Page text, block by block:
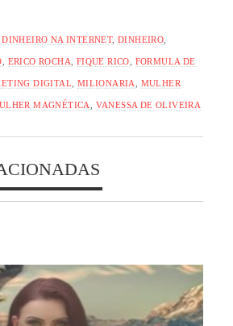
NA INTERNET,DINHEIRO
ERICO ROCHA FIQUE RICO FORMULA DE
DIGITAL MILIONARIA MULHER
MAGNÉTICA VANESSA DE OLIVEIRA